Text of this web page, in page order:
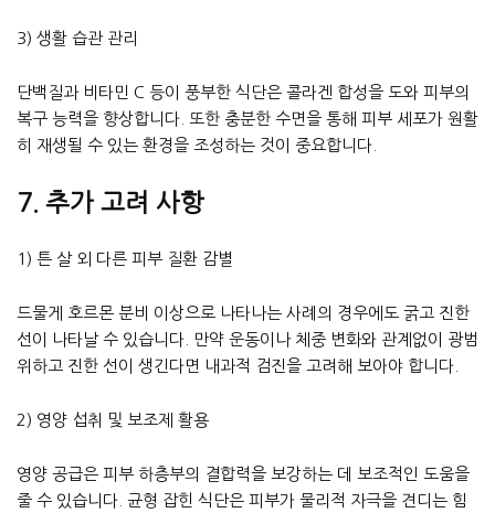
3) 생활 습관 관리
단백질과 비타민 C 등이 풍부한 식단은 콜라겐 합성을 도와 피부의
복구 능력을 향상합니다. 또한 충분한 수면을 통해 피부 세포가 원활
히 재생될 수 있는 환경을 조성하는 것이 중요합니다.
7. 추가 고려 사항
1) 튼 살 외 다른 피부 질환 감별
드물게 호르몬 분비 이상으로 나타나는 사례의 경우에도 굵고 진한
선이 나타날 수 있습니다. 만약 운동이나 체중 변화와 관계없이 광범
위하고 진한 선이 생긴다면 내과적 검진을 고려해 보아야 합니다.
2) 영양 섭취 및 보조제 활용
영양 공급은 피부 하층부의 결합력을 보강하는 데 보조적인 도움을
줄 수 있습니다. 균형 잡힌 식단은 피부가 물리적 자극을 견디는 힘